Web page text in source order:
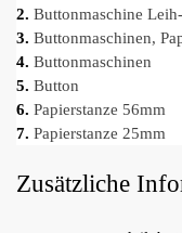
2. Buttonmaschine
3. Buttonmaschinen,
4. Buttonmaschinen
5. Button
6. Papierstanze 56mm
7. Papierstanze 25mm
Zusätzliche